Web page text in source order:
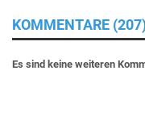
KOMMENTARE
Es sind keine weiteren